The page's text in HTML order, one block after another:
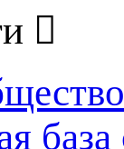
база